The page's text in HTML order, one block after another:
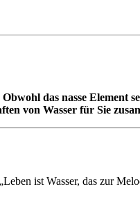
das nasse Element
von Wasser für Sie
ist Wasser, das zur